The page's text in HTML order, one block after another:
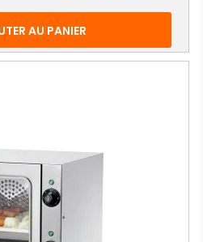
AU PANIER